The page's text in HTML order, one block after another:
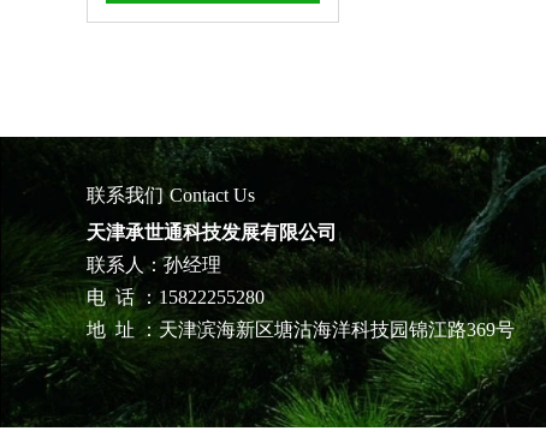
联系我们 Contact Us
天津承世通科技发展有限公司
联系人：孙经理
电 话 ：15822255280
地 址 ：天津滨海新区塘沽海洋科技园锦江路369号